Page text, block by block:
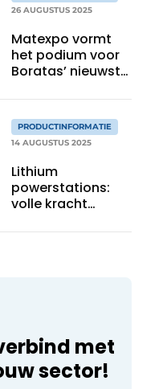
26 AUGUSTUS 2025
Matexpo vormt
het podium voor
Boratas’ nieuwste
PRODUCTINFORMATIE
14 AUGUSTUS 2025
Lithium
powerstations:
volle kracht
grid’
met
sector!